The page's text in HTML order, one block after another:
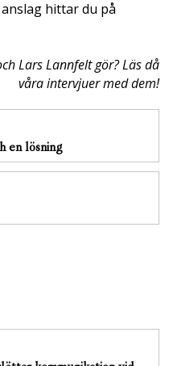
hittar du på
Lars Lannfelt gör? Läs då
våra intervjuer med dem!
en lösning